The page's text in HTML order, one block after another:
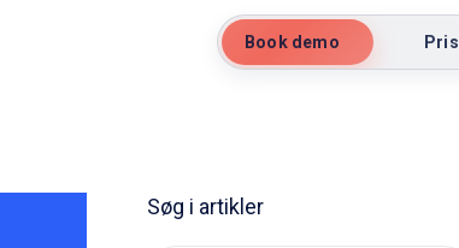
Book demo Pris
Søg i artikler